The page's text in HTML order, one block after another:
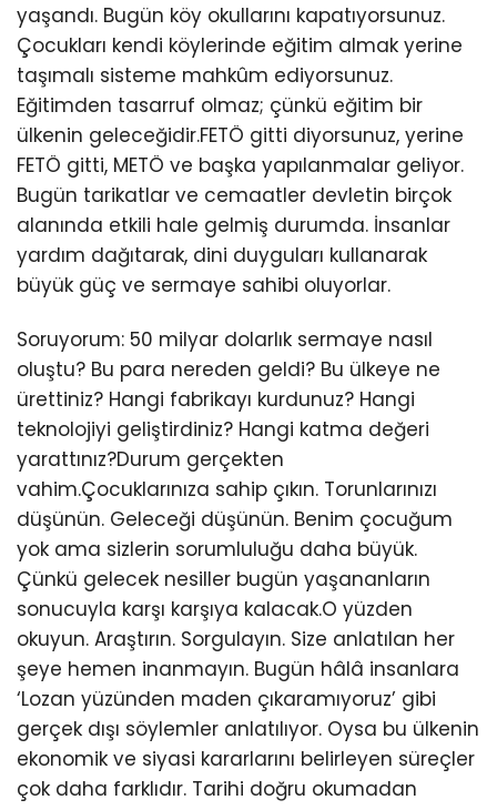
yaşandı. Bugün köy okullarını kapatıyorsunuz.
Çocukları kendi köylerinde eğitim almak yerine
taşımalı sisteme mahkûm ediyorsunuz.
Eğitimden tasarruf olmaz; çünkü eğitim bir
ülkenin geleceğidir.FETÖ gitti diyorsunuz, yerine
FETÖ gitti, METÖ ve başka yapılanmalar geliyor.
Bugün tarikatlar ve cemaatler devletin birçok
alanında etkili hale gelmiş durumda. İnsanlar
yardım dağıtarak, dini duyguları kullanarak
büyük güç ve sermaye sahibi oluyorlar.
Soruyorum: 50 milyar dolarlık sermaye nasıl
oluştu? Bu para nereden geldi? Bu ülkeye ne
ürettiniz? Hangi fabrikayı kurdunuz? Hangi
teknolojiyi geliştirdiniz? Hangi katma değeri
yarattınız?Durum gerçekten
vahim.Çocuklarınıza sahip çıkın. Torunlarınızı
düşünün. Geleceği düşünün. Benim çocuğum
yok ama sizlerin sorumluluğu daha büyük.
Çünkü gelecek nesiller bugün yaşananların
sonucuyla karşı karşıya kalacak.O yüzden
okuyun. Araştırın. Sorgulayın. Size anlatılan her
şeye hemen inanmayın. Bugün hâlâ insanlara
‘Lozan yüzünden maden çıkaramıyoruz’ gibi
gerçek dışı söylemler anlatılıyor. Oysa bu ülkenin
ekonomik ve siyasi kararlarını belirleyen süreçler
çok daha farklıdır. Tarihi doğru okumadan